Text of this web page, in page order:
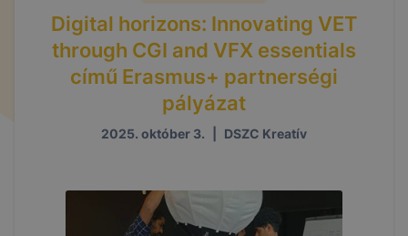
Digital horizons: Innovating VET
through CGI and VFX essentials
című Erasmus+ partnerségi
pályázat
2025. október 3. DSZC Kreatív